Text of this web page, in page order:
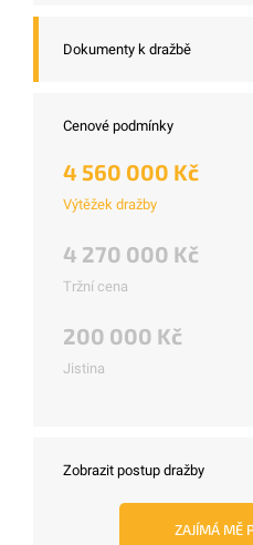
Dokumenty k dražbě
Cenové podmínky
4 560 000 Kč
Výtěžek dražby
4 270 000 Kč
Tržní cena
200 000 Kč
Jistina
Zobrazit postup dražby
ZAJÍMÁ MĚ